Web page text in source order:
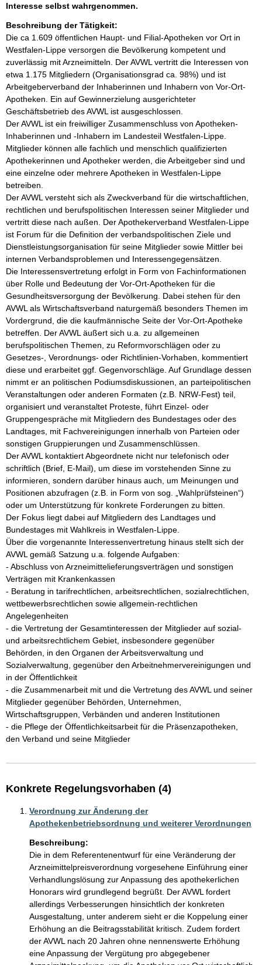
Interesse selbst wahrgenommen.
Beschreibung der Tätigkeit:
Die ca 1.609 öffentlichen Haupt- und Filial-Apotheken vor Ort in
Westfalen-Lippe versorgen die Bevölkerung kompetent und
zuverlässig mit Arzneimitteln. Der AVWL vertritt die Interessen von
etwa 1.175 Mitgliedern (Organisationsgrad ca. 98%) und ist
Arbeitgeberverband der Inhaberinnen und Inhabern von Vor-Ort-
Apotheken. Ein auf Gewinnerzielung ausgerichteter
Geschäftsbetrieb des AVWL ist ausgeschlossen.
Der AVWL ist ein freiwilliger Zusammenschluss von Apotheken-
Inhaberinnen und -Inhabern im Landesteil Westfalen-Lippe.
Mitglieder können alle fachlich und menschlich qualifizierten
Apothekerinnen und Apotheker werden, die Arbeitgeber sind und
eine einzelne oder mehrere Apotheken in Westfalen-Lippe
betreiben.
Der AVWL versteht sich als Zweckverband für die wirtschaftlichen,
rechtlichen und berufspolitischen Interessen seiner Mitglieder und
vertritt diese nach außen. Der Apothekerverband Westfalen-Lippe
ist Forum für die Definition der verbandspolitischen Ziele und
Dienstleistungsorganisation für seine Mitglieder sowie Mittler bei
internen Verbandsproblemen und Interessengegensätzen.
Die Interessensvertretung erfolgt in Form von Fachinformationen
über Rolle und Bedeutung der Vor-Ort-Apotheken für die
Gesundheitsversorgung der Bevölkerung. Dabei stehen für den
AVWL als Wirtschaftsverband naturgemäß besonders Themen im
Vordergrund, die die kaufmännische Seite der Vor-Ort-Apotheke
betreffen. Der AVWL äußert sich u.a. zu allgemeinen
berufspolitischen Themen, zu Reformvorschlägen oder zu
Gesetzes-, Verordnungs- oder Richtlinien-Vorhaben, kommentiert
diese und erarbeitet ggf. Gegenvorschläge. Auf Grundlage dessen
nimmt er an politischen Podiumsdiskussionen, an parteipolitischen
Veranstaltungen oder anderen Formaten (z.B. NRW-Fest) teil,
organisiert und veranstaltet Proteste, führt Einzel- oder
Gruppengespräche mit Mitgliedern des Bundestages oder des
Landtages, mit Fachvereinigungen innerhalb von Parteien oder
sonstigen Gruppierungen und Zusammenschlüssen.
Der AVWL kontaktiert Abgeordnete nicht nur telefonisch oder
schriftlich (Brief, E-Mail), um diese im vorstehenden Sinne zu
informieren, sondern darüber hinaus auch, um Meinungen und
Positionen abzufragen (z.B. in Form von sog. „Wahlprüfsteinen“)
oder um Unterstützung für konkrete Forderungen zu bitten.
Der Fokus liegt dabei auf Mitgliedern des Landtages und
Bundestages mit Wahlkreis in Westfalen-Lippe.
Über die vorgenannte Interessenvertretung hinaus stellt sich der
AVWL gemäß Satzung u.a. folgende Aufgaben:
- Abschluss von Arzneimittelieferungsverträgen und sonstigen
Verträgen mit Krankenkassen
- Beratung in tarifrechtlichen, arbeitsrechtlichen, sozialrechtlichen,
wettbewerbsrechtlichen sowie allgemein-rechtlichen
Angelegenheiten
- die Vertretung der Gesamtinteressen der Mitglieder auf sozial-
und arbeitsrechtlichem Gebiet, insbesondere gegenüber
Behörden, in den Organen der Arbeitsverwaltung und
Sozialverwaltung, gegenüber den Arbeitnehmervereinigungen und
in der Öffentlichkeit
- die Zusammenarbeit mit und die Vertretung des AVWL und seiner
Mitglieder gegenüber Behörden, Unternehmen,
Wirtschaftsgruppen, Verbänden und anderen Institutionen
- die Pflege der Öffentlichkeitsarbeit für die Präsenzapotheken,
Konkrete Regelungsvorhaben (4)
Verordnung zur Änderung der
Apothekenbetriebsordnung und weiterer Verordnungen
Beschreibung:
Die in dem Referentenentwurf für eine Veränderung der
Arzneimittelpreisverordnung vorgesehene Einführung einer
Verhandlungslösung zur Anpassung des apothekerlichen
Honorars wird grundlegend begrüßt. Der AVWL fordert
allerdings Verbesserungen hinsichtlich der konkreten
Ausgestaltung, unter anderem sieht er die Koppelung einer
Erhöhung an die Beitragsstabilität kritisch. Zudem fordert
der AVWL nach 20 Jahren ohne nennenswerte Erhöhung
eine Anpassung der Vergütung pro abgegebener